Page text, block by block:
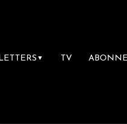
▼ TV